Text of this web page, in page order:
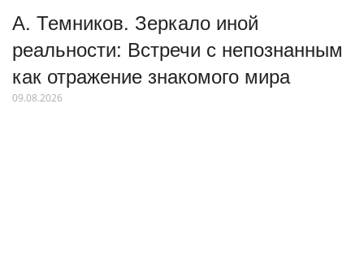
А. Темников. Зеркало иной
реальности: Встречи с непознанным
как отражение знакомого мира
09.08.2026